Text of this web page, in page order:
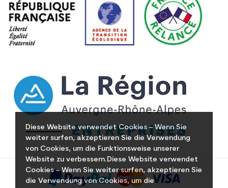
Diese Website verwendet Cookies – Wenn Sie
weiter surfen, akzeptieren Sie die Verwendung
von Cookies, um die Funktionsweise unserer
Website zu verbessern.Diese Website verwendet
Cookies – Wenn Sie weiter surfen, akzeptieren Sie
die Verwendung von Cookies, um die